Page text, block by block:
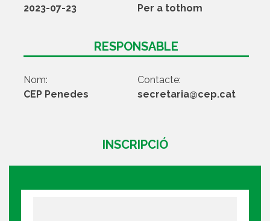
2023-07-23
Per a tothom
RESPONSABLE
Nom:
CEP Penedes
Contacte:
secretaria@cep.cat
INSCRIPCIÓ